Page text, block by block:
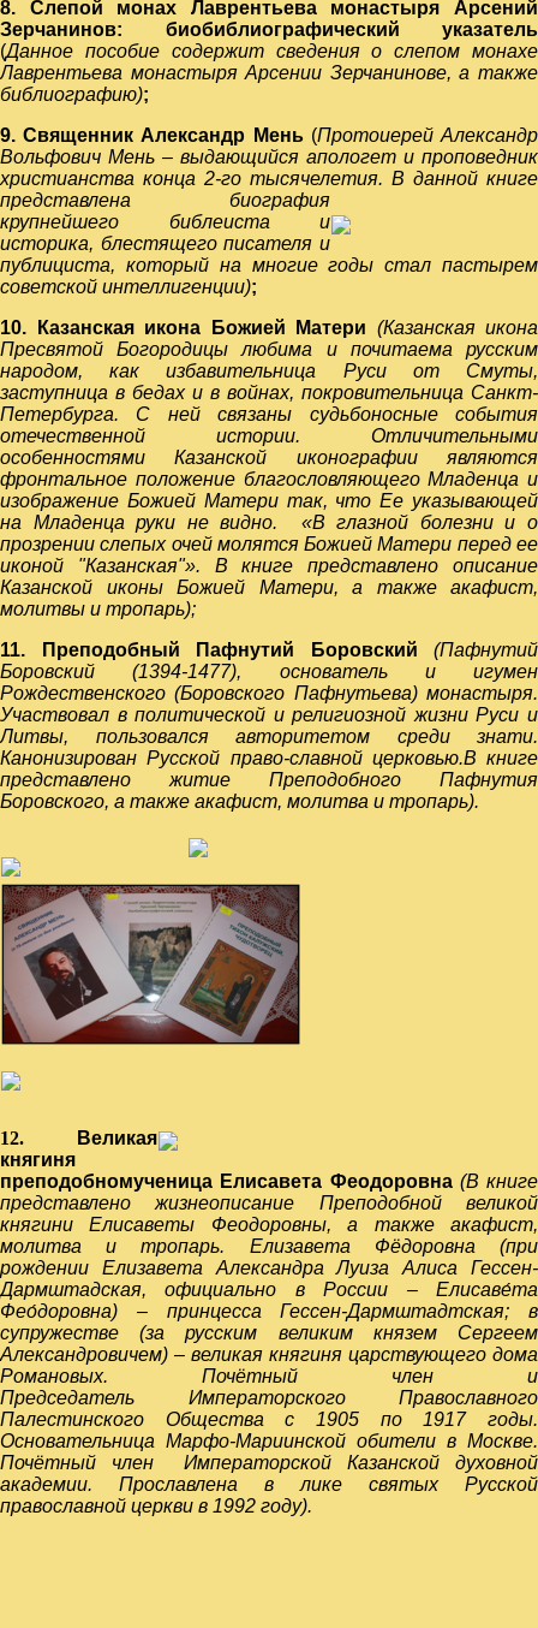
8. Слепой монах Лаврентьева монастыря Арсений
Зерчанинов: биобиблиографический указатель
(Данное пособие содержит сведения о слепом монахе
Лаврентьева монастыря Арсении Зерчанинове, а также
библиографию);
9. Священник Александр Мень (Протоиерей Александр
Вольфович Мень – выдающийся апологет и проповедник
христианства конца 2-го тысячелетия. В данной книге
представлена биография
крупнейшего библеиста и
историка, блестящего писателя и
публициста, который на многие годы стал пастырем
советской интеллигенции);
10. Казанская икона Божией Матери (Казанская икона
Пресвятой Богородицы любима и почитаема русским
народом, как избавительница Руси от Смуты,
заступница в бедах и в войнах, покровительница Санкт-
Петербурга. С ней связаны судьбоносные события
отечественной истории. Отличительными
особенностями Казанской иконографии являются
фронтальное положение благословляющего Младенца и
изображение Божией Матери так, что Ее указывающей
на Младенца руки не видно. «В глазной болезни и о
прозрении слепых очей молятся Божией Матери перед ее
иконой "Казанская"». В книге представлено описание
Казанской иконы Божией Матери, а также акафист,
молитвы и тропарь);
11. Преподобный Пафнутий Боровский (Пафнутий
Боровский (1394-1477), основатель и игумен
Рождественского (Боровского Пафнутьева) монастыря.
Участвовал в политической и религиозной жизни Руси и
Литвы, пользовался авторитетом среди знати.
Канонизирован Русской право-славной церковью.В книге
представлено житие Преподобного Пафнутия
Боровского, а также акафист, молитва и тропарь).
12.
Великая
княгиня
преподобномученица Елисавета Феодоровна (В книге
представлено жизнеописание Преподобной великой
княгини Елисаветы Феодоровны, а также акафист,
молитва и тропарь. Елизавета Фёдоровна (при
рождении Елизавета Александра Луиза Алиса Гессен-
Дармштадская, официально в России – Елисаве́та
Фео́доровна) – принцессаГессен-Дармштадтская; в
супружестве (зарусским великим князем Сергеем
Александровичем) – великая княгиня царствующего дома
Романовых. Почётный член и
Председатель Императорского Православного
Палестинского Обществас 1905 по 1917 годы.
Основательница Марфо-Мариинской обители в Москве.
Почётный членИмператорской Казанской духовной
академии. Прославлена в лике святых Русской
православной церкви в 1992 году).